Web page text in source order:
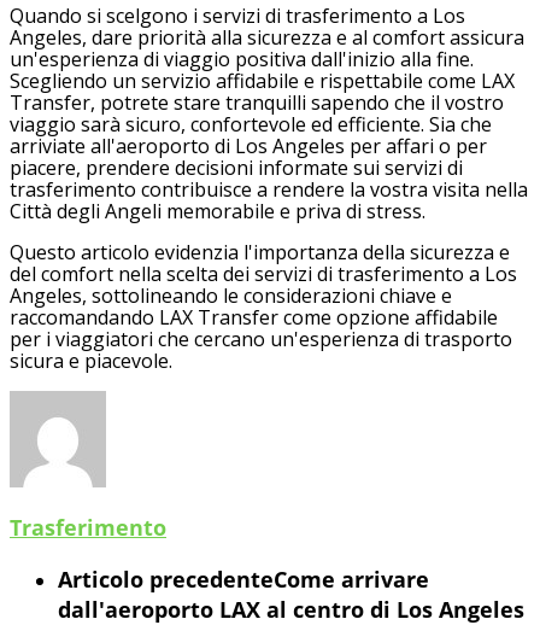
Quando si scelgono i servizi di trasferimento a Los
Angeles, dare priorità alla sicurezza e al comfort assicura
un'esperienza di viaggio positiva dall'inizio alla fine.
Scegliendo un servizio affidabile e rispettabile come LAX
Transfer, potrete stare tranquilli sapendo che il vostro
viaggio sarà sicuro, confortevole ed efficiente. Sia che
arriviate all'aeroporto di Los Angeles per affari o per
piacere, prendere decisioni informate sui servizi di
trasferimento contribuisce a rendere la vostra visita nella
Città degli Angeli memorabile e priva di stress.
Questo articolo evidenzia l'importanza della sicurezza e
del comfort nella scelta dei servizi di trasferimento a Los
Angeles, sottolineando le considerazioni chiave e
raccomandando LAX Transfer come opzione affidabile
per i viaggiatori che cercano un'esperienza di trasporto
sicura e piacevole.
Trasferimento
Articolo precedenteCome arrivare
dall'aeroporto LAX al centro di Los Angeles